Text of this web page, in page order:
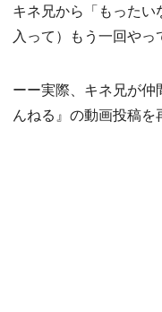
キネ兄から「もった
入って）もう一回やっ
ーー実際、キネ兄が
んねる』の動画投稿を